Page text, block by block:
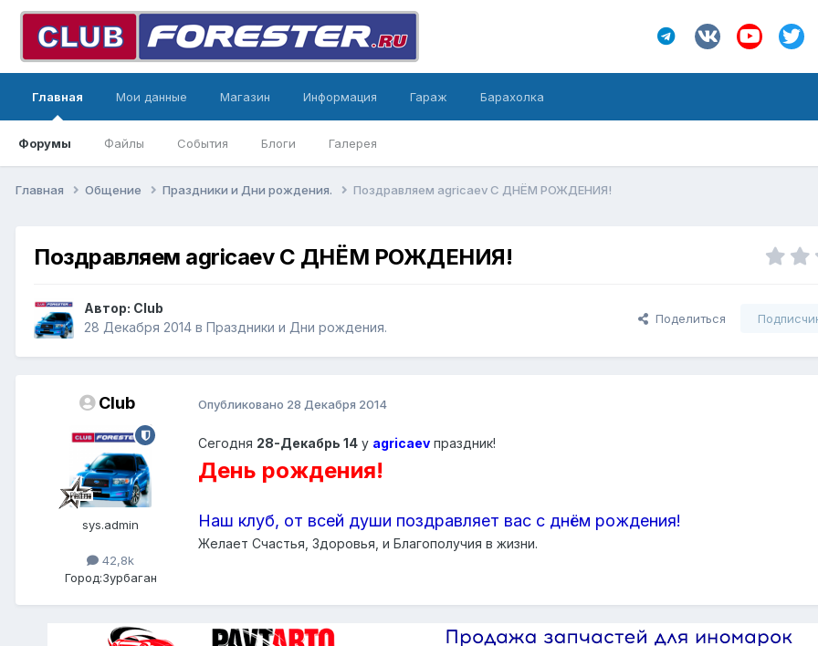
Главная
Форумы Файлы События Блоги Галерея
Мои данные Магазин Информация Гараж Барахолка
Главная Общение Праздники и Дни рождения. Поздравляем agricaev С ДНЁМ РОЖДЕНИЯ!
Поздравляем agricaev С ДНЁМ РОЖДЕНИЯ!
Автор: Club
28 Декабря 2014 в Праздники и Дни рождения.
Поделиться
Club
sys.admin
42,8k
Город:Зурбаган
Опубликовано 28 Декабря 2014
Сегодня 28-Декабрь 14 у agricaev праздник!
День рождения!
Наш клуб, от всей души поздравляет вас с днём рождения!
Желает Счастья, Здоровья, и Благополучия в жизни.